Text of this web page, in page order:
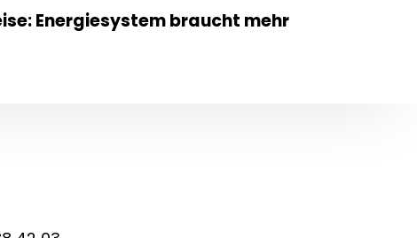
Energiesystem braucht mehr